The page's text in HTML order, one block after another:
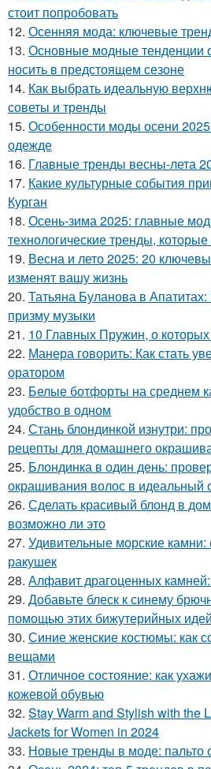
стоит попробовать
12. Осенняя мода: ключевые
13. Основные модные тенденции
носить в предстоящем сезоне
14. Как выбрать идеальную
советы и тренды
15. Особенности моды осени
одежде
16. Главные тренды весны-лета
17. Какие культурные события
Курган
18. Осень-зима 2025: главные
технологические тренды,
19. Весна и лето 2025: 20
изменят вашу жизнь
20. Татьяна Буланова в Апатитах:
призму музыки
21. 10 Главных Пружин, о
22. Манера говорить: Как стать
оратором
23. Белые ботфорты на среднем
удобство в одном
24. Стань блондинкой изнутри:
рецепты для домашнего
25. Блондинка в один день:
окрашивания волос в идеальный
26. Сделать красивый блонд в
возможно ли это
27. Удивительные морские камни:
ракушек
28. Алфавит драгоценных
29. Добавьте блеск к синему
помощью этих бижутерийных идей
30. Синие женские костюмы: как
вещами
31. Отличное состояние: как
кожевой обувью
32. Stay Warm and Stylish with the
Jackets for Women in 2024
33. Новые тренды в моде: пальто